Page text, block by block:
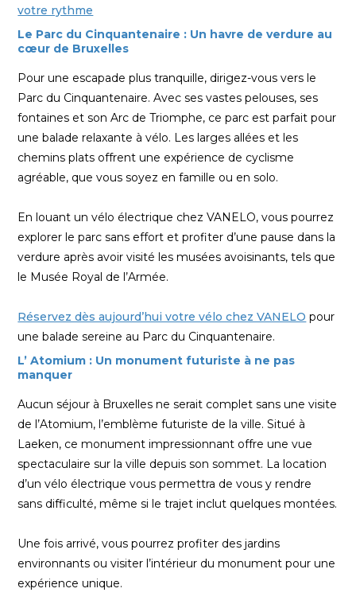
votre rythme
Le Parc du Cinquantenaire : Un havre de verdure au
cœur de Bruxelles
Pour une escapade plus tranquille, dirigez-vous vers le
Parc du Cinquantenaire. Avec ses vastes pelouses, ses
fontaines et son Arc de Triomphe, ce parc est parfait pour
une balade relaxante à vélo. Les larges allées et les
chemins plats offrent une expérience de cyclisme
agréable, que vous soyez en famille ou en solo.
En louant un vélo électrique chez VANELO, vous pourrez
explorer le parc sans effort et profiter d’une pause dans la
verdure après avoir visité les musées avoisinants, tels que
le Musée Royal de l’Armée.
Réservez dès aujourd’hui votre vélo chez VANELO pour
une balade sereine au Parc du Cinquantenaire.
L’ Atomium : Un monument futuriste à ne pas
manquer
Aucun séjour à Bruxelles ne serait complet sans une visite
de l’Atomium, l’emblème futuriste de la ville. Situé à
Laeken, ce monument impressionnant offre une vue
spectaculaire sur la ville depuis son sommet. La location
d’un vélo électrique vous permettra de vous y rendre
sans difficulté, même si le trajet inclut quelques montées.
Une fois arrivé, vous pourrez profiter des jardins
environnants ou visiter l’intérieur du monument pour une
expérience unique.